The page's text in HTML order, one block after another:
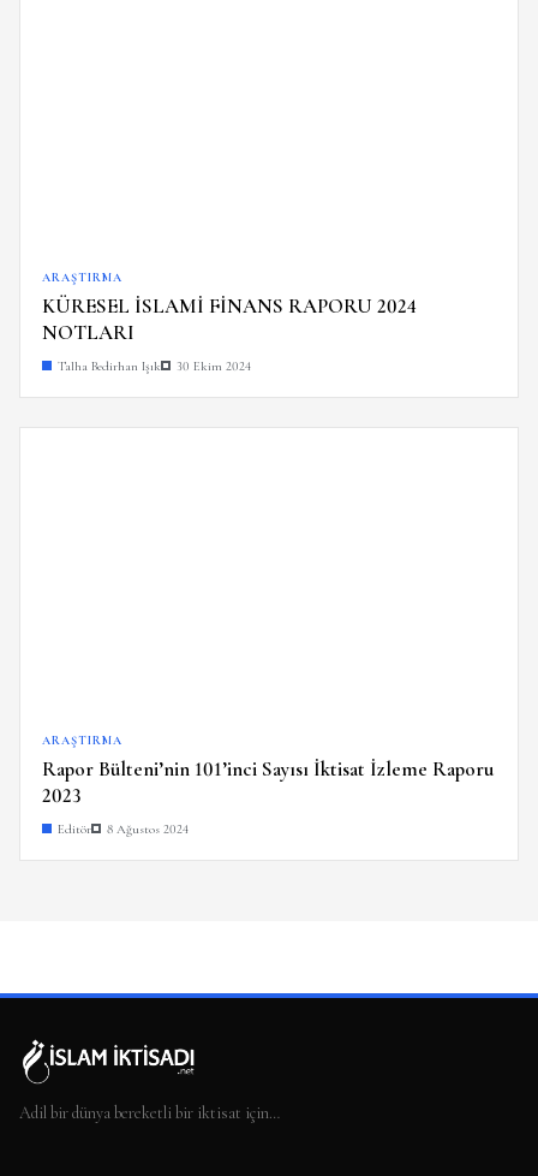
ARAŞTIRMA
KÜRESEL İSLAMİ FİNANS RAPORU 2024
NOTLARI
Talha Bedirhan Işık 30 Ekim 2024
ARAŞTIRMA
Rapor Bülteni’nin 101’inci Sayısı İktisat İzleme Raporu
2023
Editör 8 Ağustos 2024
Adil bir dünya bereketli bir iktisat için…